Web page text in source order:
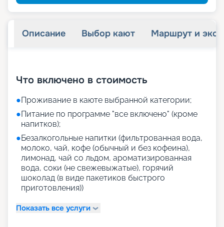
Описание Выбор кают Маршрут и
Что включено в стоимость
●Проживание в каюте выбранной категории;
●Питание по программе "все включено" (кроме
напитков);
●Безалкогольные напитки (фильтрованная вода,
молоко, чай, кофе (обычный и без кофеина),
лимонад, чай со льдом, ароматизированная
вода, соки (не свежевыжатые), горячий
шоколад (в виде пакетиков быстрого
приготовления))
Показать все услуги